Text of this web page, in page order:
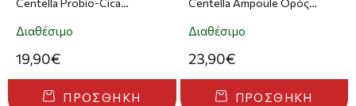
20ml
Διαθέσιμο
19,90€
ΠΡΟΣΘΉΚΗ
Διαθέσιμο
23,90€
ΠΡΟΣΘΉΚΗ